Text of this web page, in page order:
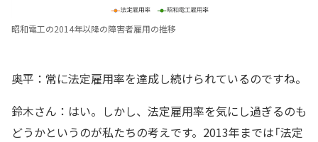
昭和電工の2014年以降の障害者雇用の推移
奥平：常に法定雇用率を達成し続けられているのですね。
鈴木さん：はい。しかし、法定雇用率を気にし過ぎるのも
どうかというのが私たちの考えです。2013年までは「法定